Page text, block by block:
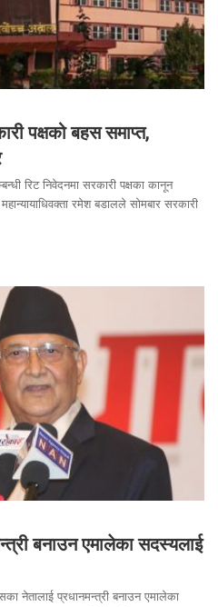
पक्षको बहस समाप्त,
रिट निवेदनमा सरकारी पक्षका कानून
रमेश बडालले सोमबार सरकारी
बनाउन एमालेका सदस्यलाई
नेतालाई प्रधानमन्त्री बनाउन एमालेका